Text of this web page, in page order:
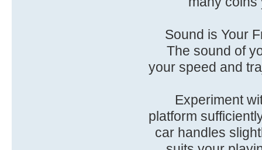
• Sound is
The sound of
your speed and
• Experiment
platform
car handles